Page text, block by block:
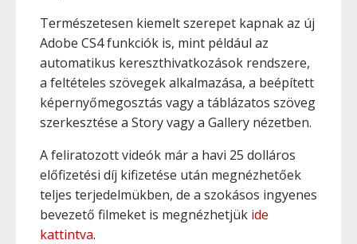
Természetesen kiemelt szerepet kapnak az új
Adobe CS4 funkciók is, mint például az
automatikus kereszthivatkozások rendszere,
a feltételes szövegek alkalmazása, a beépített
képernyőmegosztás vagy a táblázatos szöveg
szerkesztése a Story vagy a Gallery nézetben.
A feliratozott videók már a havi 25 dolláros
előfizetési díj kifizetése után megnézhetőek
teljes terjedelmükben, de a szokásos ingyenes
bevezető filmeket is megnézhetjük ide
kattintva.